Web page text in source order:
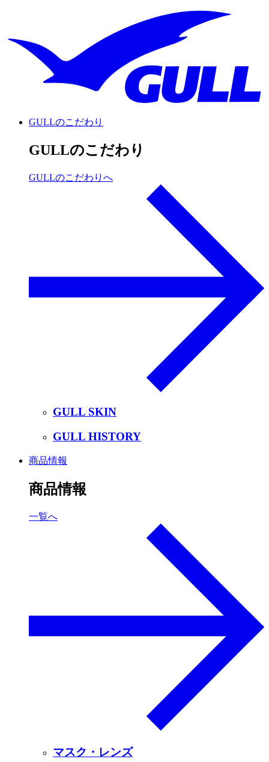
GULLのこだわり
GULLのこだわり
GULLのこだわりへ
GULL SKIN
GULL HISTORY
商品情報
商品情報
一覧へ
マスク・レンズ